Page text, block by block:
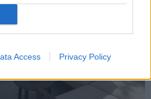
Access Privacy Policy